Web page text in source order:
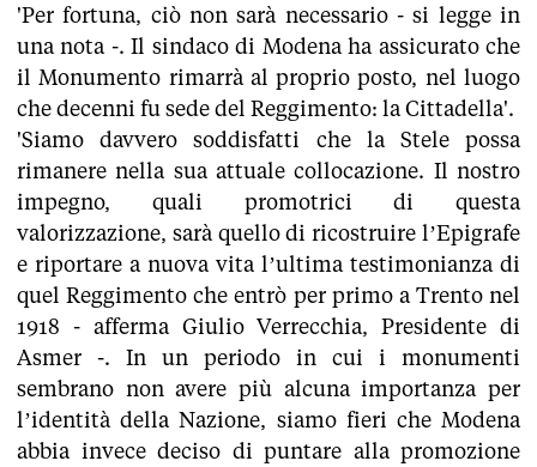
'Per fortuna, ciò non sarà necessario - si legge in
una nota -. Il sindaco di Modena ha assicurato che
il Monumento rimarrà al proprio posto, nel luogo
che decenni fu sede del Reggimento: la Cittadella'.
'Siamo davvero soddisfatti che la Stele possa
rimanere nella sua attuale collocazione. Il nostro
impegno, quali promotrici di questa
valorizzazione, sarà quello di ricostruire l’Epigrafe
e riportare a nuova vita l’ultima testimonianza di
quel Reggimento che entrò per primo a Trento nel
1918 - afferma Giulio Verrecchia, Presidente di
Asmer -. In un periodo in cui i monumenti
sembrano non avere più alcuna importanza per
l’identità della Nazione, siamo fieri che Modena
abbia invece deciso di puntare alla promozione